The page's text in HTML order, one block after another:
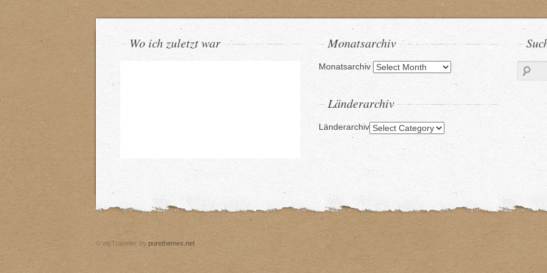
Wo ich zuletzt war Monatsarchiv
Monatsarchiv
Länderarchiv
Länderarchiv
© wpTraveller by purethemes.net